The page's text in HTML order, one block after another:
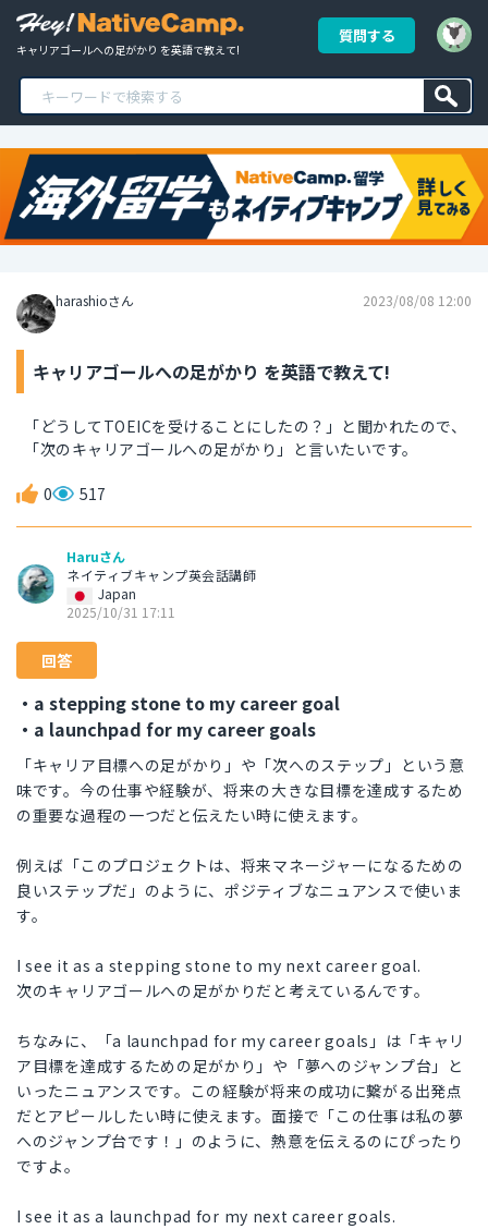
キャリアゴールへの足がかり を英語で教えて!
質問する
harashioさん 2023/08/08 12:00
キャリアゴールへの足がかり を英語で教えて!
「どうしてTOEICを受けることにしたの？」と聞かれたので、
「次のキャリアゴールへの足がかり」と言いたいです。
0 517
Haruさん
ネイティブキャンプ英会話講師
Japan
2025/10/31 17:11
回答
・a stepping stone to my career goal
・a launchpad for my career goals
「キャリア目標への足がかり」や「次へのステップ」という意
味です。今の仕事や経験が、将来の大きな目標を達成するため
の重要な過程の一つだと伝えたい時に使えます。
例えば「このプロジェクトは、将来マネージャーになるための
良いステップだ」のように、ポジティブなニュアンスで使いま
す。
I see it as a stepping stone to my next career goal.
次のキャリアゴールへの足がかりだと考えているんです。
ちなみに、「a launchpad for my career goals」は「キャリ
ア目標を達成するための足がかり」や「夢へのジャンプ台」と
いったニュアンスです。この経験が将来の成功に繋がる出発点
だとアピールしたい時に使えます。面接で「この仕事は私の夢
へのジャンプ台です！」のように、熱意を伝えるのにぴったり
ですよ。
I see it as a launchpad for my next career goals.